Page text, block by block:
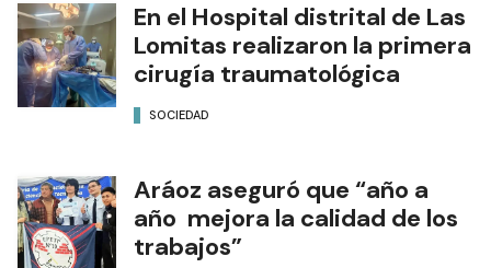
En el Hospital distrital de Las
Lomitas realizaron la primera
cirugía traumatológica
SOCIEDAD
Aráoz aseguró que “año a
año mejora la calidad de los
trabajos”